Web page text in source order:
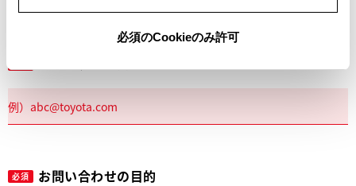
必須のCookieのみ許可
必須 お問い合わせの目的